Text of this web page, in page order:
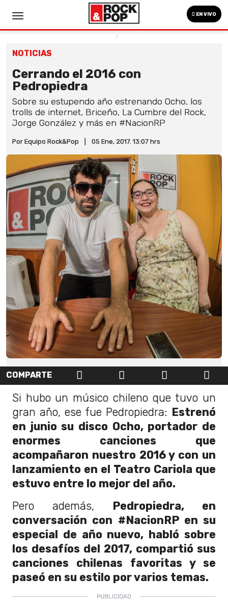
EN VIVO
NOTICIAS
Cerrando el 2016 con
Pedropiedra
Sobre su estupendo año estrenando Ocho, los
trolls de internet, Briceño, La Cumbre del Rock,
Jorge González y más en #NacionRP
Por Equipo Rock&Pop 05 Ene, 2017. 13:07 hrs
COMPARTE
Si hubo un músico chileno que tuvo un
gran año, ese fue Pedropiedra: Estrenó
en junio su disco Ocho, portador de
enormes canciones que
acompañaron nuestro 2016 y con un
lanzamiento en el Teatro Cariola que
estuvo entre lo mejor del año.
Pero además, Pedropiedra, en
conversación con #NacionRP en su
especial de año nuevo, habló sobre
los desafíos del 2017, compartió sus
canciones chilenas favoritas y se
paseó en su estilo por varios temas.